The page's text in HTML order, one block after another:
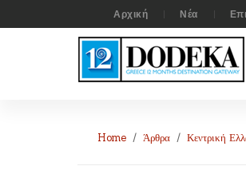
Αρχική Νέα
Home Άρθρα Κεντρική